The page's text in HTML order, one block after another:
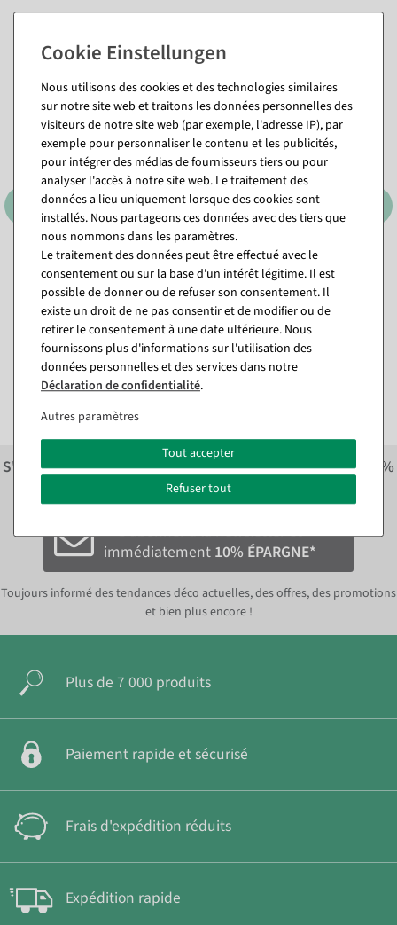
Vous pourriez aussi aimer (8)
%
Papier cadeau double face à
pois & à rayures d&#039;un
côté 50 m
Disponible immédiatement
47,54 €
35,64 €
29,95 EUR hors TVA
Papier cadeau "Tempête de
fleurs roses", largeur 70 cm,
rouleau de 40 m
Disponible immédiatement
23,74 €
19,95 EUR hors TVA
S'inscrire à la newsletter et recevoir immédiatement 10%
économiser sur la prochaine commande.*
S'abonner à la newsletter et
immédiatement 10% ÉPARGNE*
Toujours informé des tendances déco actuelles, des offres, des promotions
et bien plus encore !
Plus de 7 000 produits
Paiement rapide et sécurisé
Frais d'expédition réduits
Expédition rapide
Nous utilisons des cookies et des technologies similaires
sur notre site web et traitons les données personnelles des
visiteurs de notre site web (par exemple, l'adresse IP), par
exemple pour personnaliser le contenu et les publicités,
pour intégrer des médias de fournisseurs tiers ou pour
analyser l'accès à notre site web. Le traitement des
données a lieu uniquement lorsque des cookies sont
installés. Nous partageons ces données avec des tiers que
nous nommons dans les paramètres.
Le traitement des données peut être effectué avec le
consentement ou sur la base d'un intérêt légitime. Il est
possible de donner ou de refuser son consentement. Il
existe un droit de ne pas consentir et de modifier ou de
retirer le consentement à une date ultérieure. Nous
fournissons plus d'informations sur l'utilisation des
données personnelles et des services dans notre
Déclaration de confidentialité.
Autres paramètres
Tout accepter
Refuser tout